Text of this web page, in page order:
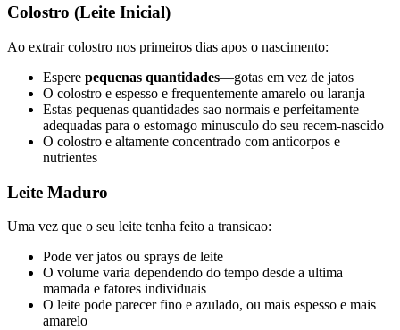
Colostro (Leite Inicial)
Ao extrair colostro nos primeiros dias apos o nascimento:
Espere pequenas quantidades—gotas em vez de jatos
O colostro e espesso e frequentemente amarelo ou laranja
Estas pequenas quantidades sao normais e perfeitamente
adequadas para o estomago minusculo do seu recem-nascido
O colostro e altamente concentrado com anticorpos e
nutrientes
Leite Maduro
Uma vez que o seu leite tenha feito a transicao:
Pode ver jatos ou sprays de leite
O volume varia dependendo do tempo desde a ultima
mamada e fatores individuais
O leite pode parecer fino e azulado, ou mais espesso e mais
amarelo